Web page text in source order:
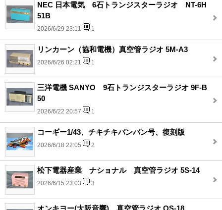
NEC 日本電気 6石トランジスターラジオ NT-6H
51B
2026/6/29 23:11 1
リンカーン（協和電機）真空管ラジオ 5M-A3
2026/6/26 02:21 1
三洋電機 SANYO 9石トランジスターラジオ 9F-B
50
2026/6/22 20:57 1
コーギー1/43、チキチキバンバン号、復刻版
2026/6/18 22:05 2
松下電器産業 ナショナル 真空管ラジオ 5S-14
2026/6/15 23:03 3
オンキヨー(大阪音響)、真空管ラジオ OS-18